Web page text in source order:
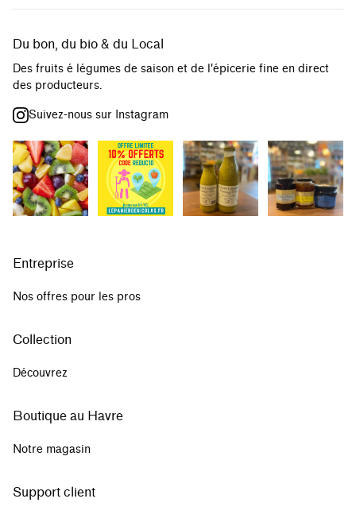
Du bon, du bio & du Local
Des fruits é légumes de saison et de l'épicerie fine en direct
des producteurs.
Suivez-nous sur Instagram
Entreprise
Nos offres pour les pros
Collection
Découvrez
Boutique au Havre
Notre magasin
Support client